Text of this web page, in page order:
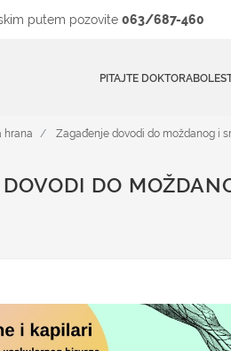
putem pozovite 063/687-460
PITAJTE DOKTORA
hrana Zagađenje dovodi do moždanog i
DO